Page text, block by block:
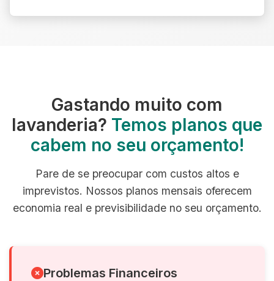
Gastando muito com
lavanderia? Temos planos que
cabem no seu orçamento!
Pare de se preocupar com custos altos e
imprevistos. Nossos planos mensais oferecem
economia real e previsibilidade no seu orçamento.
Problemas Financeiros